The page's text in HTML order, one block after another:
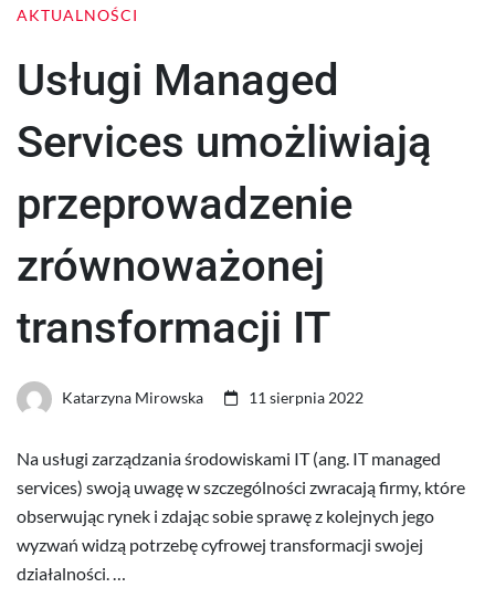
AKTUALNOŚCI
Usługi Managed
Services umożliwiają
przeprowadzenie
zrównoważonej
transformacji IT
Katarzyna Mirowska 11 sierpnia 2022
Na usługi zarządzania środowiskami IT (ang. IT managed
services) swoją uwagę w szczególności zwracają firmy, które
obserwując rynek i zdając sobie sprawę z kolejnych jego
wyzwań widzą potrzebę cyfrowej transformacji swojej
działalności. …